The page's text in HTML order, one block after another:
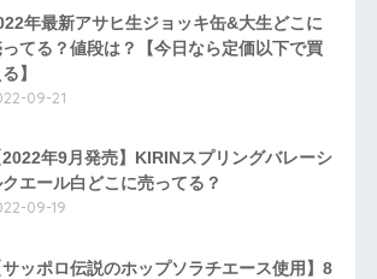
年最新アサヒ生ジョッキ缶&大生どこに
てる？値段は？【今日なら定価以下で買
】
09-21
2022年9月発売】KIRINスプリングバレーシ
エール白どこに売ってる？
09-19
サッポロ伝説のホップソラチエース使用】8